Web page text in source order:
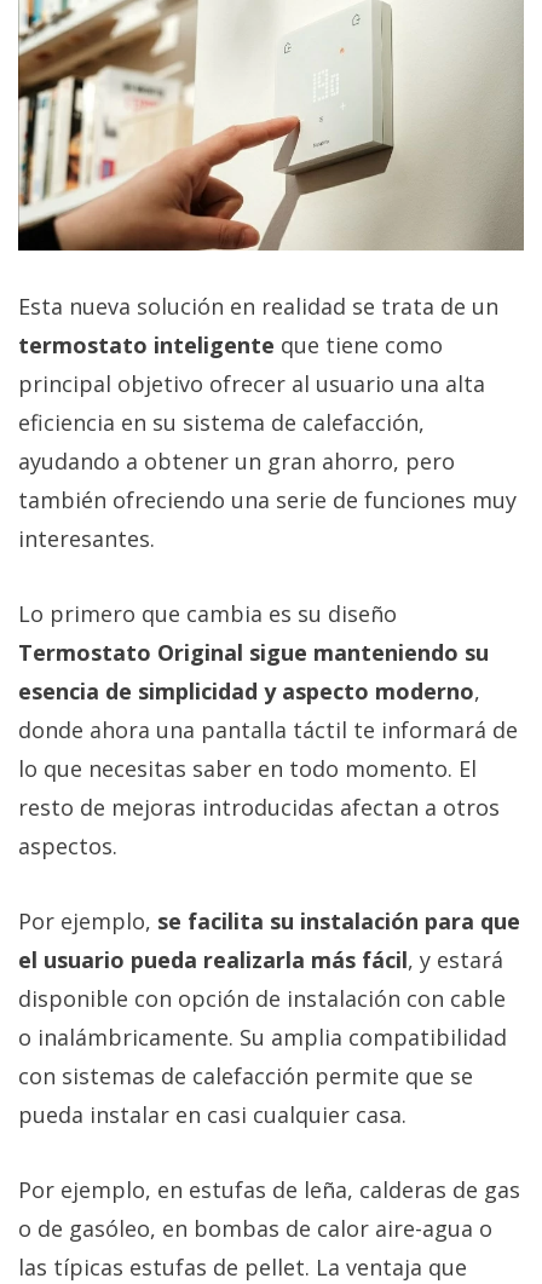
noticias sobre
tecnología,
móviles,
ordenadores,
apps,
informática,
videojuegos,
comparativas,
trucos y
tutoriales.
(CC) 2006-
derechos
reservados .
Esta nueva solución en realidad se trata de un
termostato inteligente que tiene como
principal objetivo ofrecer al usuario una alta
eficiencia en su sistema de calefacción,
ayudando a obtener un gran ahorro, pero
también ofreciendo una serie de funciones muy
interesantes.
Lo primero que cambia es su diseño
Termostato Original sigue manteniendo su
esencia de simplicidad y aspecto moderno,
donde ahora una pantalla táctil te informará de
lo que necesitas saber en todo momento. El
resto de mejoras introducidas afectan a otros
aspectos.
Por ejemplo, se facilita su instalación para que
el usuario pueda realizarla más fácil, y estará
disponible con opción de instalación con cable
o inalámbricamente. Su amplia compatibilidad
con sistemas de calefacción permite que se
pueda instalar en casi cualquier casa.
Por ejemplo, en estufas de leña, calderas de gas
o de gasóleo, en bombas de calor aire-agua o
las típicas estufas de pellet. La ventaja que